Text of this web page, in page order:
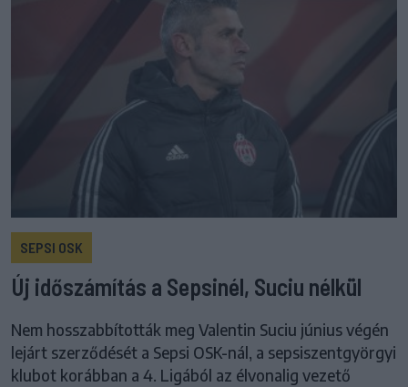
SEPSI OSK
Új időszámítás a Sepsinél, Suciu nélkül
Nem hosszabbították meg Valentin Suciu június végén
lejárt szerződését a Sepsi OSK-nál, a sepsiszentgyörgyi
klubot korábban a 4. Ligából az élvonalig vezető